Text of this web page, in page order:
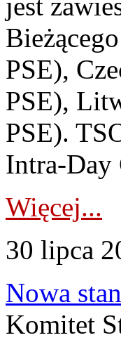
PSE),
PSE),
PSE).
Intra-Day
Więcej...
30 lipca
Nowa
Komitet